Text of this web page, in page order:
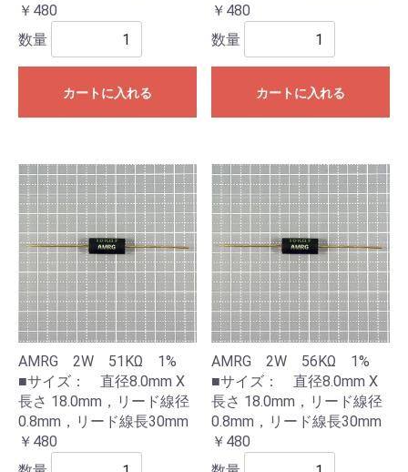
￥480
数量
カートに入れる
￥480
数量
カートに入れる
AMRG 2W 51KΩ 1%
■サイズ： 直径8.0mm X
長さ 18.0mm，リード線径
0.8mm，リード線長30mm
￥480
AMRG 2W 56KΩ 1%
■サイズ： 直径8.0mm X
長さ 18.0mm，リード線径
0.8mm，リード線長30mm
￥480